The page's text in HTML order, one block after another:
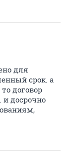
для
срок. а
договор
и досрочно